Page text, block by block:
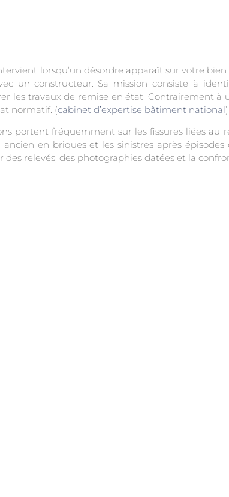
lorsqu’un désordre apparaît sur votre
un constructeur. Sa mission consiste à
les travaux de remise en état. Contrairement
normatif. (cabinet d’expertise bâtiment national)
portent fréquemment sur les fissures liées
en briques et les sinistres après
des relevés, des photographies datées et la